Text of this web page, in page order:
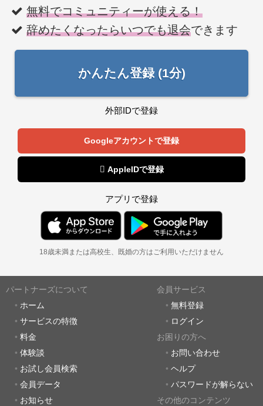
無料でコミュニティーが使える！
辞めたくなったらいつでも退会できます
かんたん登録 (1分)
外部IDで登録
Googleアカウントで登録
 AppleIDで登録
アプリで登録
18歳未満または高校生、既婚の方はご利用いただけません
パートナーズについて
ホーム
サービスの特徴
料金
体験談
お試し会員検索
会員データ
お知らせ
会員サービス
無料登録
ログイン
お困りの方へ
お問い合わせ
ヘルプ
パスワードが解らない
その他のコンテンツ